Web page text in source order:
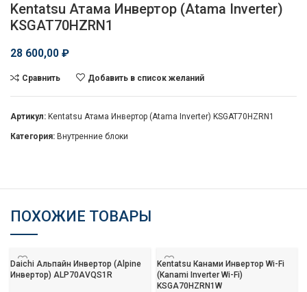
Kentatsu Атама Инвертор (Atama Inverter)
KSGAT70HZRN1
28 600,00 ₽
Сравнить Добавить в список желаний
Артикул: Kentatsu Атама Инвертор (Atama Inverter) KSGAT70HZRN1
Категория: Внутренние блоки
ПОХОЖИЕ ТОВАРЫ
Daichi Альпайн Инвертор (Alpine
Инвертор) ALP70AVQS1R
Kentatsu Канами Инвертор Wi-Fi
(Kanami Inverter Wi-Fi)
KSGA70HZRN1W